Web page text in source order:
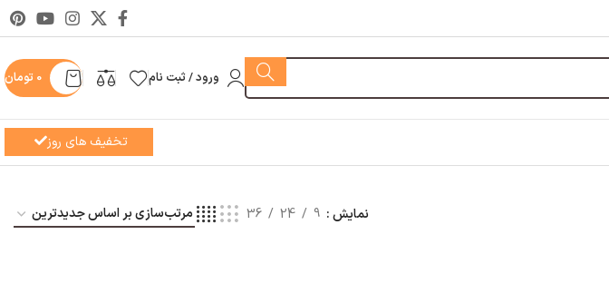
ورود / ثبت نام 0 تومان
تخفیف های روز
نمایش 9
24
36